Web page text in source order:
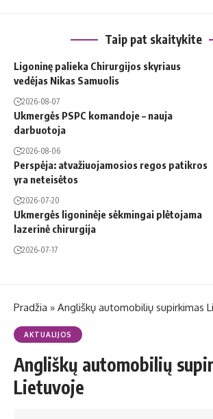
Taip pat skaitykite
Ligoninę palieka Chirurgijos skyriaus
vedėjas Nikas Samuolis
2026-08-07
Ukmergės PSPC komandoje – nauja
darbuotoja
2026-08-06
Perspėja: atvažiuojamosios regos patikros
yra neteisėtos
2026-07-20
Ukmergės ligoninėje sėkmingai plėtojama
lazerinė chirurgija
2026-07-17
Pradžia » Angliškų automobilių supirkimas
AKTUALIJOS
Angliškų automobilių
Lietuvoje